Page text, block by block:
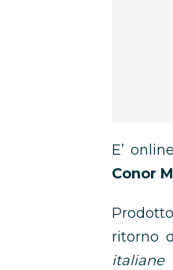
E’
Conor
ritorno
italiane